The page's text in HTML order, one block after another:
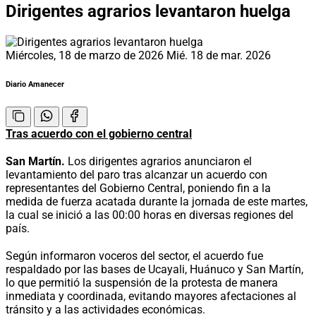
Dirigentes agrarios levantaron huelga
Miércoles, 18 de marzo de 2026 Mié. 18 de mar. 2026
Diario Amanecer
Tras acuerdo con el gobierno central
San Martín. Los dirigentes agrarios anunciaron el
levantamiento del paro tras alcanzar un acuerdo con
representantes del Gobierno Central, poniendo fin a la
medida de fuerza acatada durante la jornada de este martes,
la cual se inició a las 00:00 horas en diversas regiones del
país.
Según informaron voceros del sector, el acuerdo fue
respaldado por las bases de Ucayali, Huánuco y San Martín,
lo que permitió la suspensión de la protesta de manera
inmediata y coordinada, evitando mayores afectaciones al
tránsito y a las actividades económicas.